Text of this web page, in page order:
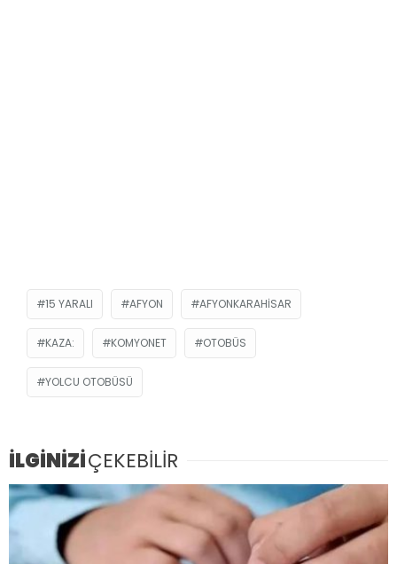
15 YARALI AFYON AFYONKARAHISAR
KAZA: KOMYONET OTOBÜS
YOLCU OTOBÜSÜ
İLGİNİZİÇEKEBİLİR